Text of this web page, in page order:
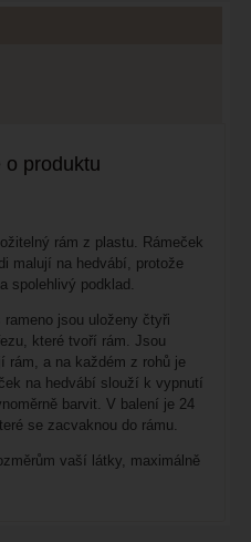
o produktu
rám z plastu . Rámeček
malují na hedvábí , protože
spolehlivý podklad.
jsou uloženy čtyři
které tvoří rám. Jsou
a na každém z rohů je
na hedvábí slouží k vypnutí
barvit. V balení je 24
se zacvaknou do rámu.
vaší látky, maximálně